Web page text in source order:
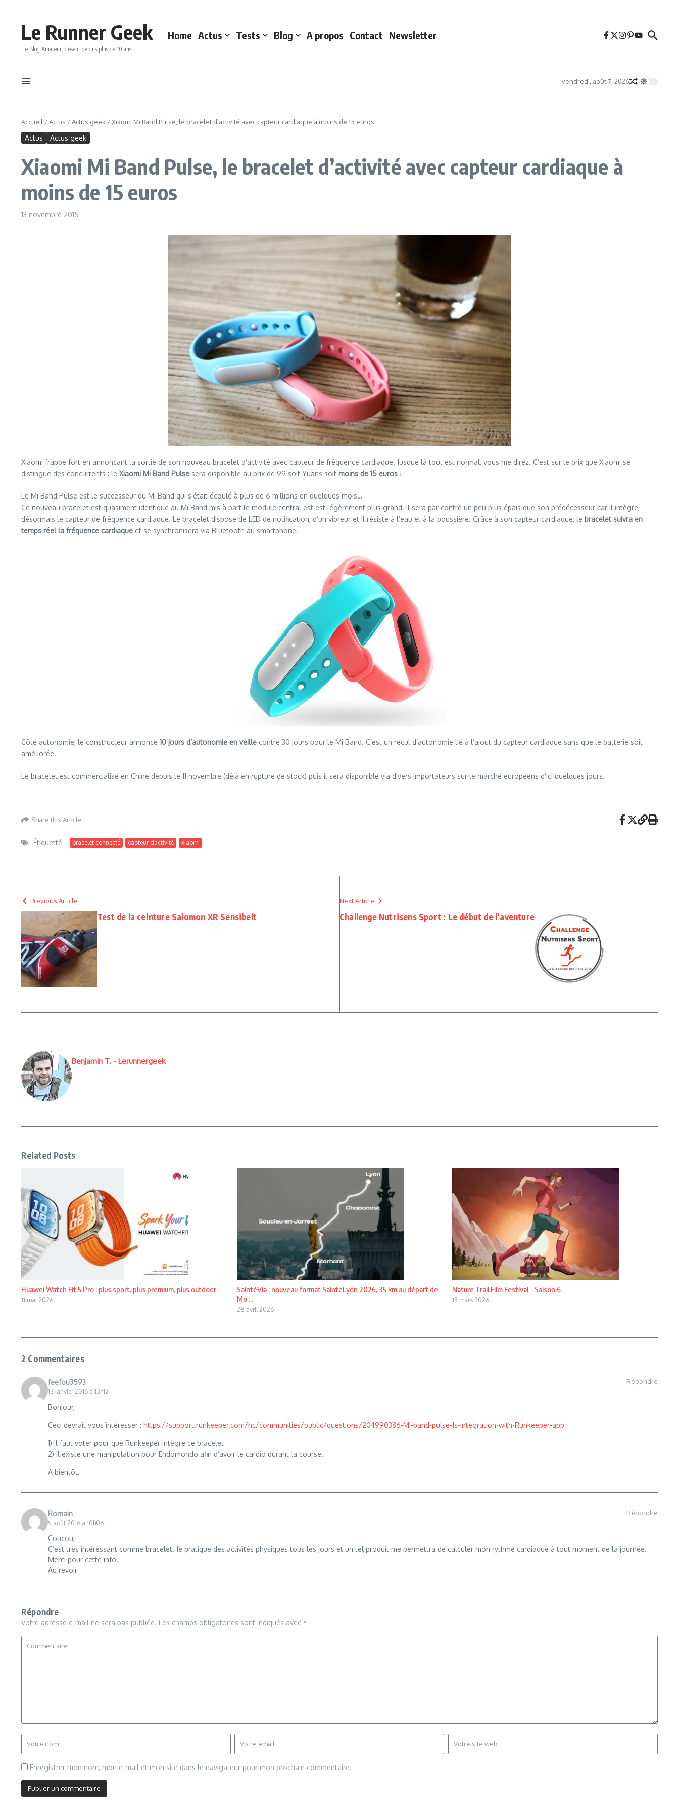
Le Runner Geek
Le Blog Amateur présent depuis plus de 10 ans
Home Actus Tests Blog A propos Contact Newsletter
vendredi, août 7, 2026
Accueil /Actus /Actus geek /Xiaomi Mi Band Pulse, le bracelet d’activité avec capteur cardiaque à moins de 15 euros
Actus Actus geek
Xiaomi Mi Band Pulse, le bracelet d’activité avec capteur cardiaque à
moins de 15 euros
13 novembre 2015
Xiaomi frappe fort en annonçant la sortie de son nouveau bracelet d’activité avec capteur de fréquence cardiaque. Jusque là tout est normal, vous me direz. C’est sur le prix que Xiaomi se
distingue des concurrents : le Xiaomi Mi Band Pulse sera disponible au prix de 99 soit Yuans soit moins de 15 euros !
Le Mi Band Pulse est le successeur du Mi Band qui s’était écoulé à plus de 6 millions en quelques mois…
Ce nouveau bracelet est quasiment identique au Mi Band mis à part le module central est est légèrement plus grand. Il sera par contre un peu plus épais que son prédécesseur car il intègre
désormais le capteur de fréquence cardiaque. Le bracelet dispose de LED de notification, d’un vibreur et il résiste à l’eau et à la poussière. Grâce à son capteur cardiaque, le bracelet suivra en
temps réel la fréquence cardiaque et se synchronisera via Bluetooth au smartphone.
Côté autonomie, le constructeur annonce 10 jours d’autonomie en veille contre 30 jours pour le Mi Band. C’est un recul d’autonomie lié à l’ajout du capteur cardiaque sans que le batterie soit
améliorée.
Le bracelet est commercialisé en Chine depuis le 11 novembre (déjà en rupture de stock) puis il sera disponible via divers importateurs sur le marché européens d’ici quelques jours.
Share this Article
Étiquetté : bracelet connecté capteur dactivité xiaomi
Previous Article
Test de la ceinture Salomon XR Sensibelt
Next Article
Challenge Nutrisens Sport : Le début de l’aventure
Benjamin T. - Lerunnergeek
Related Posts
Huawei Watch Fit 5 Pro : plus sport, plus premium, plus outdoor
11 mai 2026
SaintéVia : nouveau format SaintéLyon 2026, 35 km au départ de
Mo ...
28 avril 2026
Nature Trail Film Festival – Saison 6
13 mars 2026
2 Commentaires
feefou3593
13 janvier 2016 a 13h12
Répondre
Bonjour,
Ceci devrait vous intéresser : https://support.runkeeper.com/hc/communities/public/questions/204990386-Mi-band-pulse-1s-integration-with-Runkeeper-app
1) Il faut voter pour que Runkeeper intègre ce bracelet
2) Il existe une manipulation pour Endomondo afin d’avoir le cardio durant la course.
A bientôt.
Romain
5 août 2016 a 10h06
Répondre
Coucou,
C’est très intéressant comme bracelet. Je pratique des activités physiques tous les jours et un tel produit me permettra de calculer mon rythme cardiaque à tout moment de la journée.
Merci pour cette info.
Au revoir
Répondre
Votre adresse e-mail ne sera pas publiée. Les champs obligatoires sont indiqués avec *
Enregistrer mon nom, mon e-mail et mon site dans le navigateur pour mon prochain commentaire.